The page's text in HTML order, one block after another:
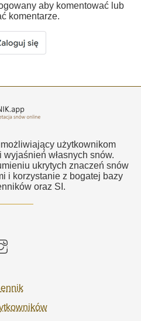
aby komentować lub
komentarze.
użytkownikom
własnych snów.
ukrytych znaczeń snów
i korzystanie z bogatej bazy
oraz SI.